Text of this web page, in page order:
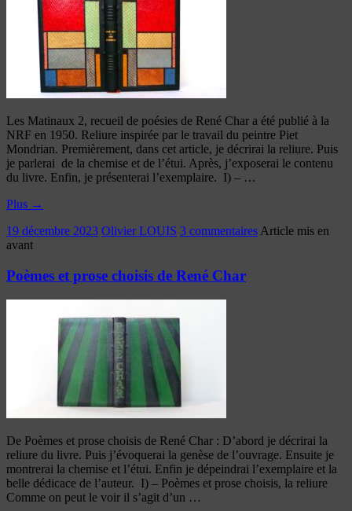
Les Matinaux 2, recueil de poésies de René Char a été publié à la
NRF en 1950. Reliure inspirée par le travail du peintre Piet
Mondrian. Premièrement, dans cet article, je décrirai la reliure. Puis
je parlerai de la chemise et de l’étui. Après, j’exposerai le contenu
du livre. Enfin, je présenterai l’exemplaire. I) – …
Plus →
19 décembre 2023 Olivier LOUIS 3 commentairesArticle mis en
avant
Poèmes et prose choisis de René Char
De Poèmes et prose choisis de René Char : D’abord je décrirai la
reliure du livre. Puis j’évoquerai la genèse de l’ouvrage. Ensuite je
montrerai la chemise et l’étui. Enfin je dépeindrai l’exemplaire et la
belle dédicace de l’auteur. I) – Poèmes et prose choisis, la reliure
Comme on peut le voir il s’agit d’un …